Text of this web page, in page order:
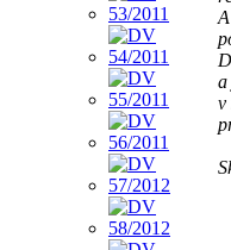
a
v